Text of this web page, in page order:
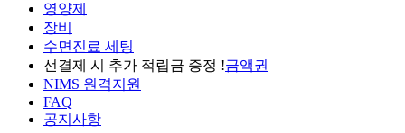
영양제
장비
수면진료 세팅
선결제 시 추가 적립금 증정 !금액권
NIMS 원격지원
FAQ
공지사항